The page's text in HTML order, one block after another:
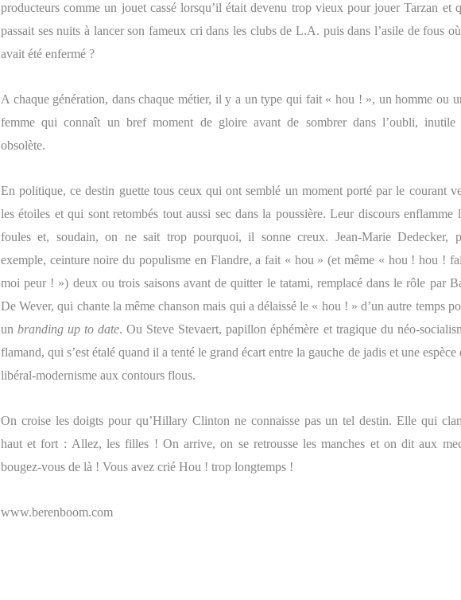
producteurs comme un jouet cassé lorsqu’il était devenu trop vieux pour jouer Tarzan et
passait ses nuits à lancer son fameux cri dans les clubs de L.A. puis dans l’asile de fous
avait été enfermé ?
A chaque génération, dans chaque métier, il y a un type qui fait « hou ! », un homme ou
femme qui connaît un bref moment de gloire avant de sombrer dans l’oubli, inutile
obsolète.
En politique, ce destin guette tous ceux qui ont semblé un moment porté par le courant
les étoiles et qui sont retombés tout aussi sec dans la poussière. Leur discours enflamme
foules et, soudain, on ne sait trop pourquoi, il sonne creux. Jean-Marie Dedecker,
exemple, ceinture noire du populisme en Flandre, a fait « hou » (et même « hou ! hou !
moi peur ! ») deux ou trois saisons avant de quitter le tatami, remplacé dans le rôle par
De Wever, qui chante la même chanson mais qui a délaissé le « hou ! » d’un autre temps
un branding up to date. Ou Steve Stevaert, papillon éphémère et tragique du néo-
flamand, qui s’est étalé quand il a tenté le grand écart entre la gauche de jadis et une espèce
libéral-modernisme aux contours flous.
On croise les doigts pour qu’Hillary Clinton ne connaisse pas un tel destin. Elle qui
haut et fort : Allez, les filles ! On arrive, on se retrousse les manches et on dit aux
bougez-vous de là ! Vous avez crié Hou ! trop longtemps !
www.berenboom.com